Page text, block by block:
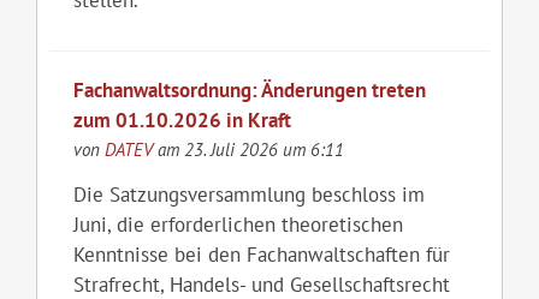
Fachanwaltsordnung: Änderungen treten
zum 01.10.2026 in Kraft
von DATEVam 23. Juli 2026 um 6:11
Die Satzungsversammlung beschloss im
Juni, die erforderlichen theoretischen
Kenntnisse bei den Fachanwaltschaften für
Strafrecht, Handels- und Gesellschaftsrecht